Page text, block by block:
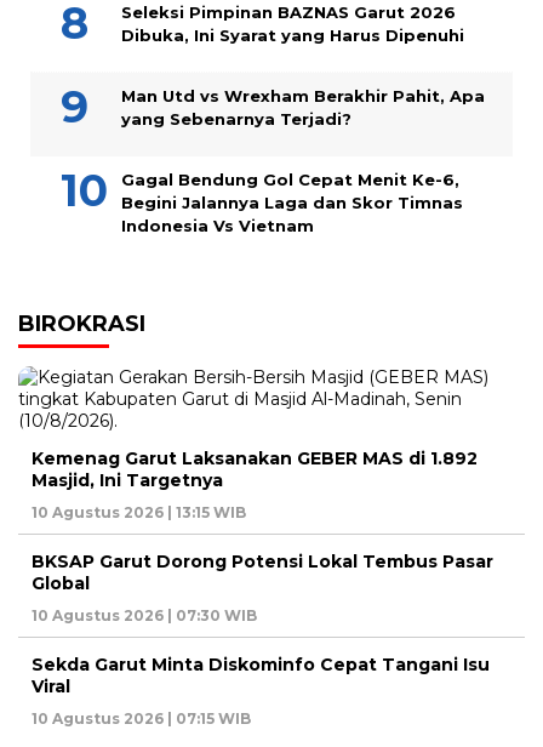
Seleksi Pimpinan BAZNAS Garut 2026
Dibuka, Ini Syarat yang Harus Dipenuhi
Man Utd vs Wrexham Berakhir Pahit, Apa
yang Sebenarnya Terjadi?
Gagal Bendung Gol Cepat Menit Ke-6,
Begini Jalannya Laga dan Skor Timnas
Indonesia Vs Vietnam
BIROKRASI
Kemenag Garut Laksanakan GEBER MAS di 1.892
Masjid, Ini Targetnya
10 Agustus 2026 | 13:15 WIB
BKSAP Garut Dorong Potensi Lokal Tembus Pasar
Global
10 Agustus 2026 | 07:30 WIB
Sekda Garut Minta Diskominfo Cepat Tangani Isu
Viral
10 Agustus 2026 | 07:15 WIB